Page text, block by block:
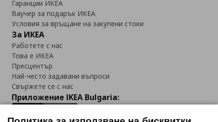
Гаранции ИКЕА
Ваучер за подарък ИКЕА
Условия за връщане на закупени стоки
За ИКЕА
Работете с нас
Това е ИКЕА
Пресцентър
Най-често задавани въпроси
Свържете се с нас
Приложение IKEA Bulgaria: